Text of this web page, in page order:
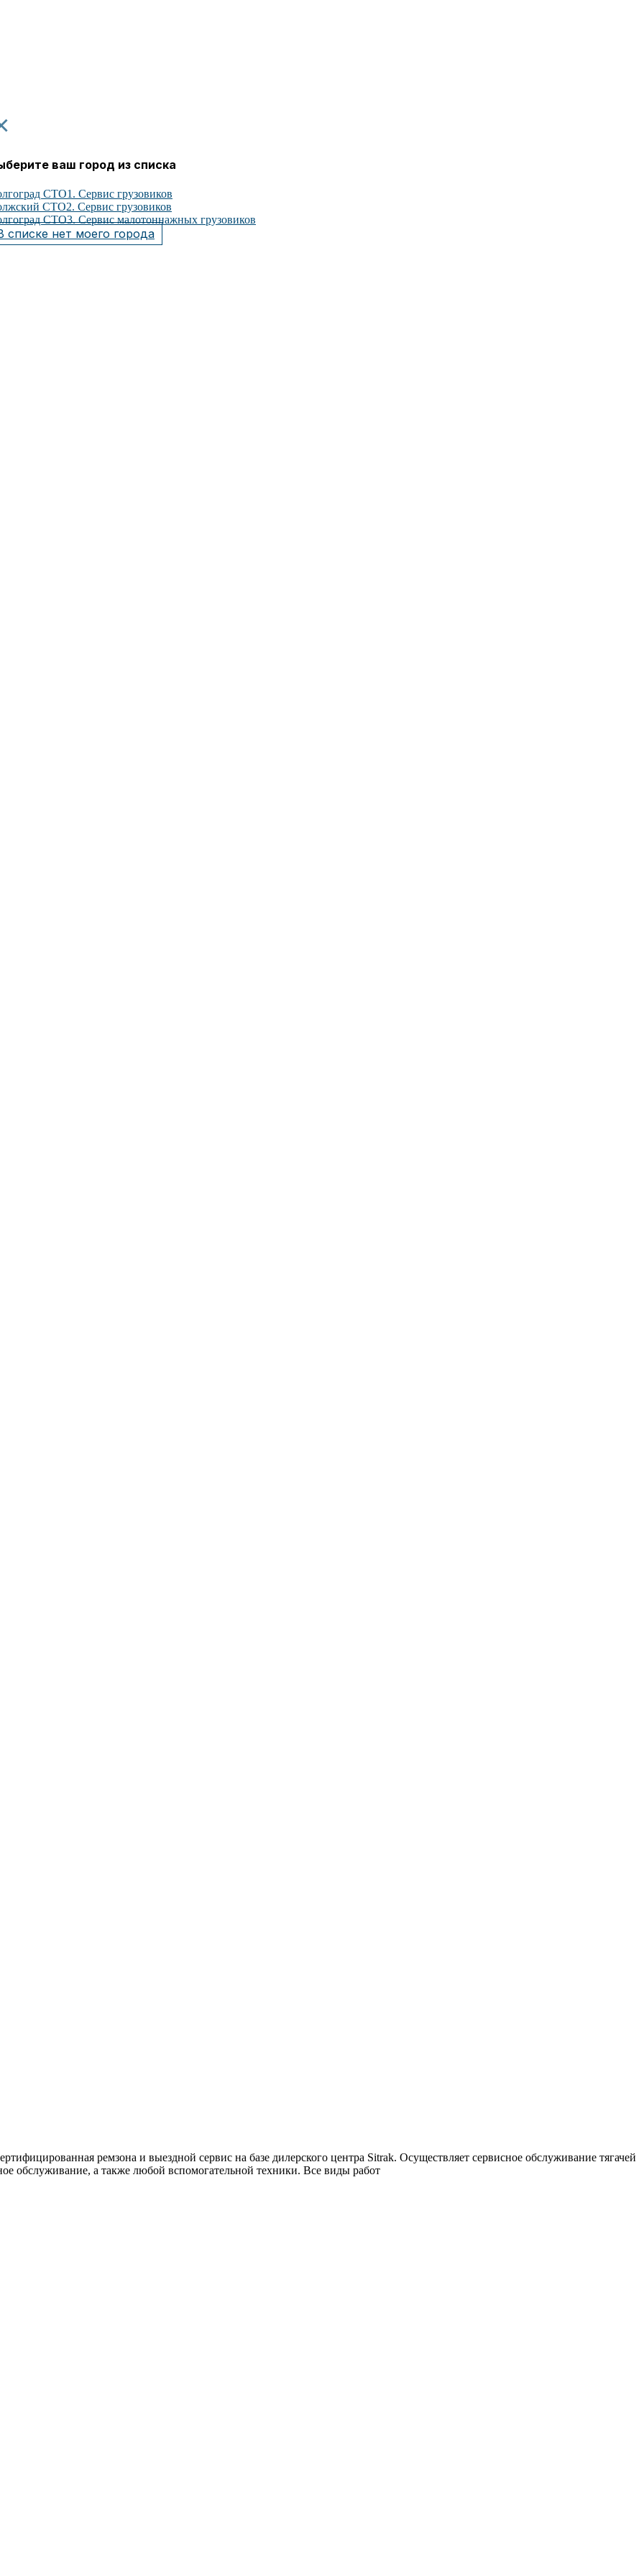
ваш город из списка
СТО1. Сервис грузовиков
СТО2. Сервис грузовиков
СТО3. Сервис малотоннажных грузовиков
списке нет моего города
ремзона и выездной сервис на базе дилерского центра Sitrak. Осуществляет сервисное обслуживание тягачей
обслуживание, а также любой вспомогательной техники. Все виды работ